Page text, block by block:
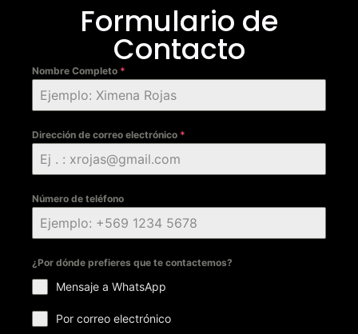
Formulario de
Contacto
Nombre Completo *
Dirección de correo electrónico *
Número de teléfono
¿Por dónde prefieres que te contactemos?
Mensaje a WhatsApp
Por correo electrónico